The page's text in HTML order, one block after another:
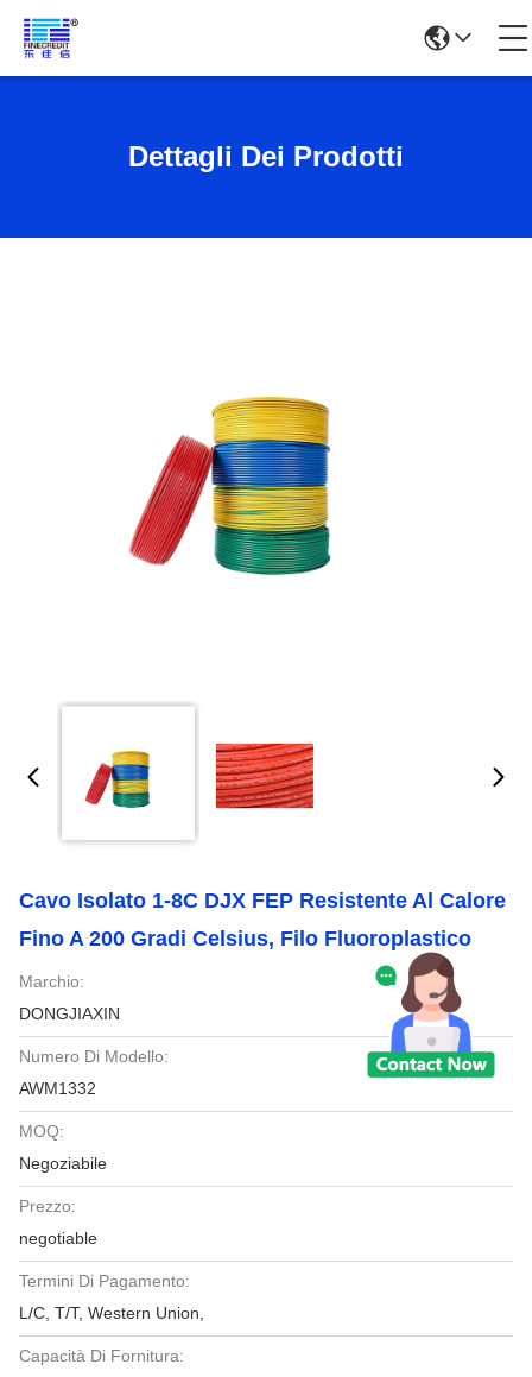
Dettagli Dei Prodotti
Cavo Isolato 1-8C DJX FEP Resistente Al Calore
Fino A 200 Gradi Celsius, Filo Fluoroplastico
Marchio:
DONGJIAXIN
Numero Di Modello:
AWM1332
MOQ:
Negoziabile
Prezzo:
negotiable
Termini Di Pagamento:
L/C, T/T, Western Union,
Capacità Di Fornitura: